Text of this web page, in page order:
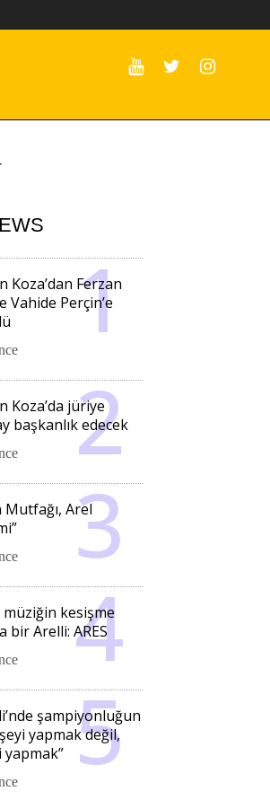
Koza’dan Ferzan
Vahide Perçin’e
Koza’da jüriye
başkanlık edecek
Mutfağı, Arel
müziğin kesişme
bir Arelli: ARES
şampiyonluğun
şeyi yapmak değil,